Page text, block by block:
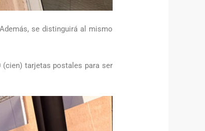
se distinguirá al mismo
tarjetas postales para ser